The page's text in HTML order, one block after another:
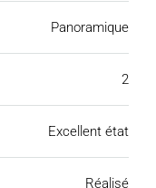
Panoramique
2
Excellent état
Réalisé